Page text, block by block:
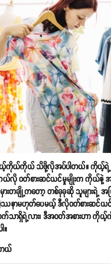
ကိုယ်ကိုယ် သိဖို့လိုအပ်ပါတယ်။ ကိုယ့်ရဲ့
ဝတ်စားဆင်ယင်မှုမျိုးက ကိုယ်နဲ့
းတချို့ကတော့ တစ်ခုခုဆို သူများရဲ့ အ
ဿနာမဟုတ်ပေမယ့် ဒီလိုဝတ်စားဆင်ယ
သာရှိရဲ့လား၊ ဒီအဝတ်အစားဟာ
တယ်